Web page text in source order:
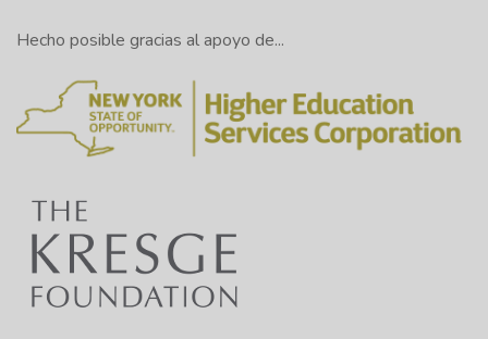
Hecho posible gracias al apoyo de...